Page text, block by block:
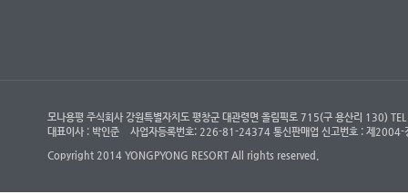
모나용평 주식회사 강원특별자치도 평창군 대관령면 올림픽로 715(구 용산리
대표이사 : 박인준
사업자등록번호: 226-81-24374 통신판매업 신고번호 : 제2004-
Copyright 2014 YONGPYONG RESORT All rights reserved.